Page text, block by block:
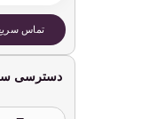
تماس
دسترسی